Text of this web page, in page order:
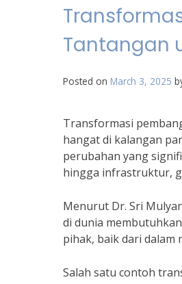
Tantangan
Posted on March 3, 2025
Transformasi
hangat di kalangan
perubahan yang
hingga infrastruktur,
Menurut Dr. Sri
di dunia
pihak, baik dari dalam
Salah satu contoh